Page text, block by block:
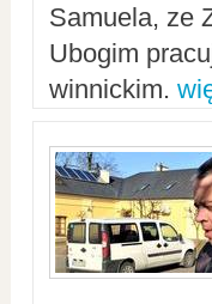
Samuela, ze
Ubogim
winnickim.